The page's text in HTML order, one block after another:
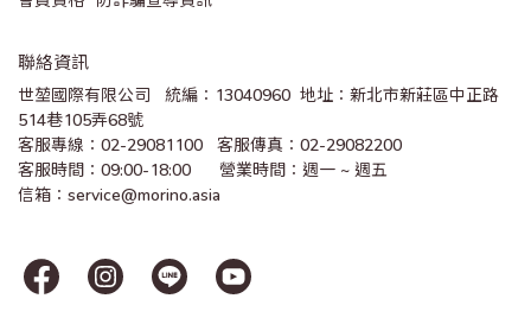
聯絡資訊
世堃國際有限公司   統編：13040960  地址：新北市新莊區中正路
514巷105弄68號
客服專線：02-29081100   客服傳真：02-29082200
客服時間：09:00-18:00      營業時間：週一 ~ 週五
信箱：service@morino.asia